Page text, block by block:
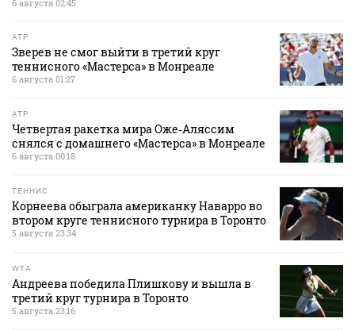
6 августа 02:45
ATP
Зверев не смог выйти в третий круг
теннисного «Мастерса» в Монреале
6 августа 01:27
ATP
Четвертая ракетка мира Оже‑Аляссим
снялся с домашнего «Мастерса» в Монреале
6 августа 00:18
ТЕННИС
Корнеева обыграла американку Наварро во
втором круге теннисного турнира в Торонто
5 августа 23:34
WTA
Андреева победила Плишкову и вышла в
третий круг турнира в Торонто
5 августа 23:16